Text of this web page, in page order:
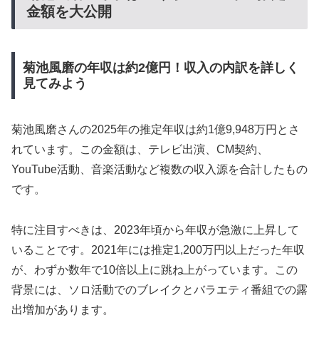
金額を大公開
菊池風磨の年収は約2億円！収入の内訳を詳しく
見てみよう
菊池風磨さんの2025年の推定年収は約1億9,948万円とさ
れています。この金額は、テレビ出演、CM契約、
YouTube活動、音楽活動など複数の収入源を合計したもの
です。
特に注目すべきは、2023年頃から年収が急激に上昇して
いることです。2021年には推定1,200万円以上だった年収
が、わずか数年で10倍以上に跳ね上がっています。この
背景には、ソロ活動でのブレイクとバラエティ番組での露
出増加があります。